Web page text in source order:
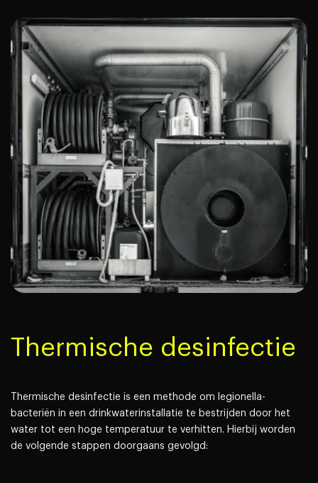
Thermische desinfectie
Thermische desinfectie is een methode om legionella-
bacteriën in een drinkwaterinstallatie te bestrijden door het
water tot een hoge temperatuur te verhitten. Hierbij worden
de volgende stappen doorgaans gevolgd: